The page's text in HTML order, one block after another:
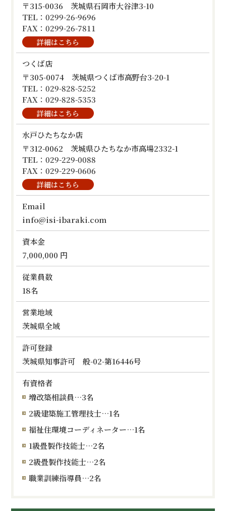
〒315-0036 茨城県石岡市大谷津3-10
TEL：0299-26-9696
FAX：0299-26-7811
詳細はこちら
つくば店
〒305-0074 茨城県つくば市高野台3-20-1
TEL：029-828-5252
FAX：029-828-5353
詳細はこちら
水戸ひたちなか店
〒312-0062 茨城県ひたちなか市高場2332-1
TEL：029-229-0088
FAX：029-229-0606
詳細はこちら
Email
info@isi-ibaraki.com
資本金
7,000,000 円
従業員数
18名
営業地域
茨城県全域
許可登録
茨城県知事許可 般-02-第16446号
有資格者
増改築相談員…3名
2級建築施工管理技士…1名
福祉住環境コーディネーター…1名
1級畳製作技能士…2名
2級畳製作技能士…2名
職業訓練指導員…2名